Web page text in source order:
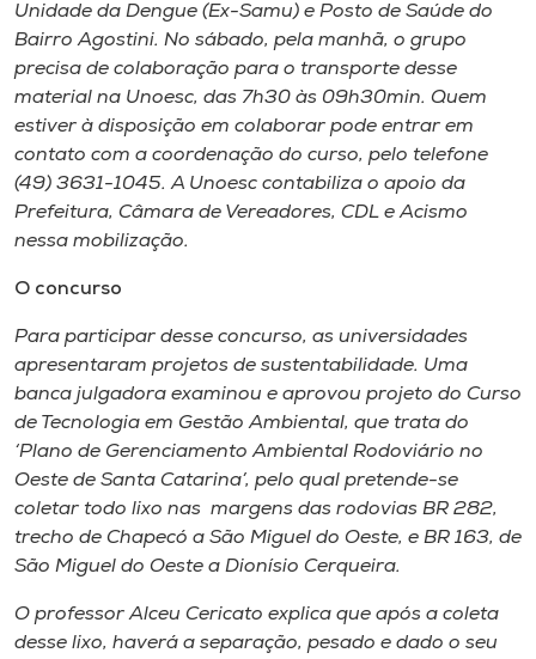
Unidade da Dengue (Ex-Samu) e Posto de Saúde do
Bairro Agostini. No sábado, pela manhã, o grupo
precisa de colaboração para o transporte desse
material na Unoesc, das 7h30 às 09h30min. Quem
estiver à disposição em colaborar pode entrar em
contato com a coordenação do curso, pelo telefone
(49) 3631-1045. A Unoesc contabiliza o apoio da
Prefeitura, Câmara de Vereadores, CDL e Acismo
nessa mobilização.
O concurso
Para participar desse concurso, as universidades
apresentaram projetos de sustentabilidade. Uma
banca julgadora examinou e aprovou projeto do Curso
de Tecnologia em Gestão Ambiental, que trata do
‘Plano de Gerenciamento Ambiental Rodoviário no
Oeste de Santa Catarina’, pelo qual pretende-se
coletar todo lixo nas margens das rodovias BR 282,
trecho de Chapecó a São Miguel do Oeste, e BR 163, de
São Miguel do Oeste a Dionísio Cerqueira.
O professor Alceu Cericato explica que após a coleta
desse lixo, haverá a separação, pesado e dado o seu